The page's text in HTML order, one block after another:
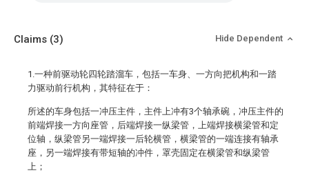
Claims (3) Hide Dependent
1.一种前驱动轮四轮踏溜车，包括一车身、一方向把机构和一踏
力驱动前行机构，其特征在于：
所述的车身包括一冲压主件，主件上冲有3个轴承碗，冲压主件的
前端焊接一方向座管，后端焊接一纵梁管，上端焊接横梁管和定
位轴，纵梁管另一端焊接一后轮横管，横梁管的一端连接有轴承
座，另一端焊接有带短轴的冲件，罩壳固定在横梁管和纵梁管
上；